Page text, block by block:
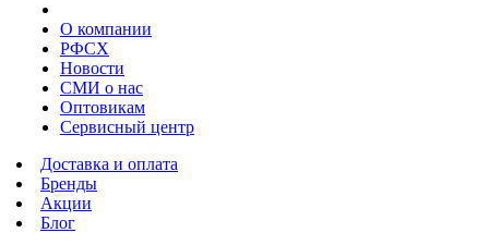
О компании
РФСХ
Новости
СМИ о нас
Оптовикам
Сервисный центр
Доставка и оплата
Бренды
Акции
Блог